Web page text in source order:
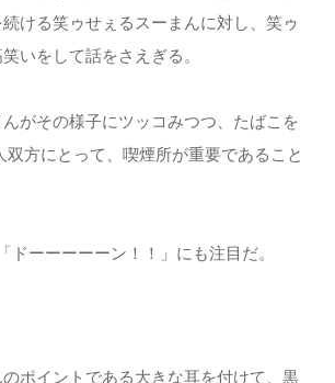
ける笑ゥせぇるスーまんに対し、笑ゥ
いをして話をさえぎる。
がその様子にツッコみつつ、たばこを
双方にとって、喫煙所が重要であること
ドーーーーーン！！」にも注目だ。
ポイントである大きな耳を付けて、黒